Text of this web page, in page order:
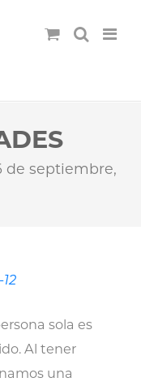
de septiembre,
sola es
Al tener
una